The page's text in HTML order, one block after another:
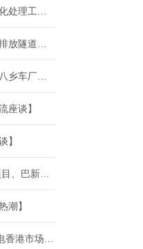
【中设香港承建全港首座动力电池资源化处理工厂项目正式落成】
【喜讯！中国路桥中标香港岛东区雨水排放隧道项目】
【服务全港最长铁路线！中铁一局香港八乡车厂钢轨焊接工程开工】
座谈】
】
【中铁建设集团 中标香港鸭脷洲酒店项目、巴新米尔恩湾省埃萨阿拉医院】
潮】
【乘势再出发，决胜“双过半”｜中国西电香港市场、国际市场开拓捷报频传】